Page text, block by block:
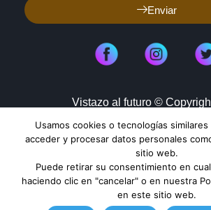
Enviar
Vistazo al futuro ©
Aviso de Privacidad
Política
Mapa de Sitio
TENDENCIAS HOY
Usamos cookies o tecnologías similares
acceder y procesar datos personales
sitio web.
Puede retirar su consentimiento en
haciendo clic en "cancelar" o en nuestra
en este sitio web.